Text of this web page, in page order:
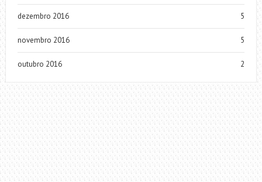
dezembro 2016 5
novembro 2016 5
outubro 2016 2